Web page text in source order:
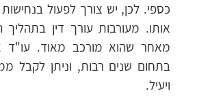
כספי. לכן, יש צורך לפעול
אותו. מעורבות עורך דין
מאחר שהוא מורכב מאוד. עו"ד
בתחום שנים רבות, וניתן לקבל
ויעיל.